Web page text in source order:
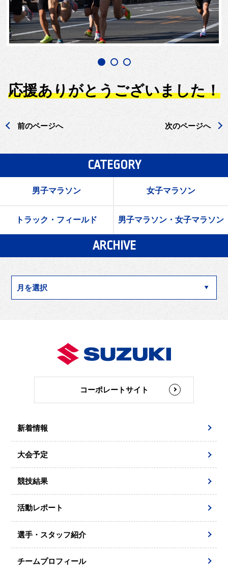
応援ありがとうございました！
前のページへ 次のページへ
CATEGORY
男子マラソン 女子マラソン
トラック・フィールド 男子マラソン・女子マラソン
ARCHIVE
コーポレートサイト
新着情報
大会予定
競技結果
活動レポート
選手・スタッフ紹介
チームプロフィール